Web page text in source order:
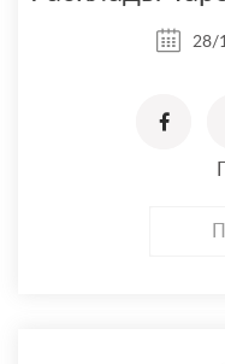
28/